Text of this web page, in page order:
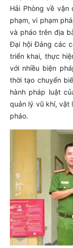
Hải Phòng về
phạm, vi phạm
và pháo trên địa
Đại hội Đảng các
triển khai, thực
với nhiều biện
thời tạo chuyển
hành pháp luật
quản lý vũ khí, vật
pháo.